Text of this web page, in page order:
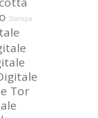
Stampa
Tor